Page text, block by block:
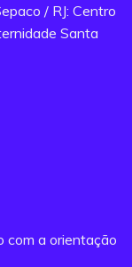
/ RJ: Centro
Santa
com a orientação